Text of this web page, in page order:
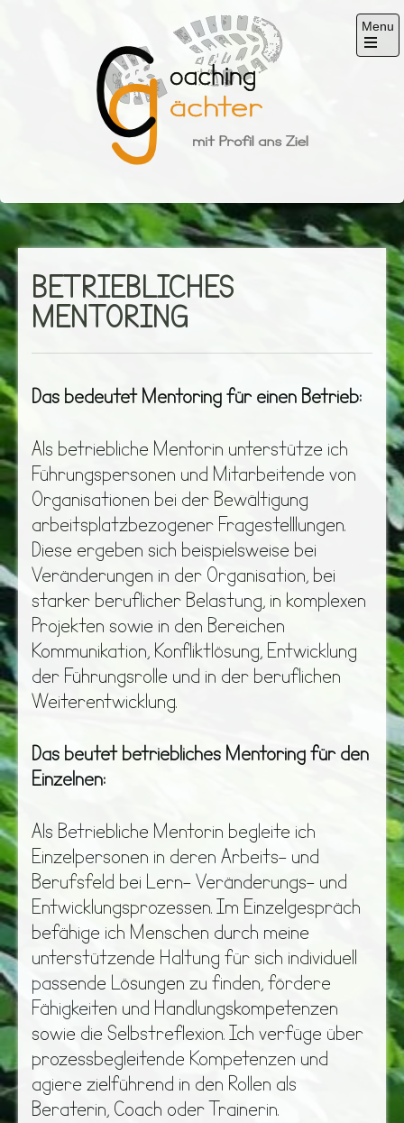
Gächter
Menu
Open
BETRIEBLICHES
MENTORING
Das bedeutet Mentoring für einen Betrieb:
Als betriebliche Mentorin unterstütze ich
Führungspersonen und Mitarbeitende von
Organisationen bei der Bewältigung
arbeitsplatzbezogener Fragestelllungen.
Diese ergeben sich beispielsweise bei
Veränderungen in der Organisation, bei
starker beruflicher Belastung, in komplexen
Projekten sowie in den Bereichen
Kommunikation, Konfliktlösung, Entwicklung
der Führungsrolle und in der beruflichen
Weiterentwicklung.
Das beutet betriebliches Mentoring für den
Einzelnen:
Als Betriebliche Mentorin begleite ich
Einzelpersonen in deren Arbeits- und
Berufsfeld bei Lern- Veränderungs- und
Entwicklungsprozessen. Im Einzelgespräch
befähige ich Menschen durch meine
unterstützende Haltung für sich individuell
passende Lösungen zu finden, fördere
Fähigkeiten und Handlungskompetenzen
sowie die Selbstreflexion. Ich verfüge über
prozessbegleitende Kompetenzen und
agiere zielführend in den Rollen als
Beraterin, Coach oder Trainerin.